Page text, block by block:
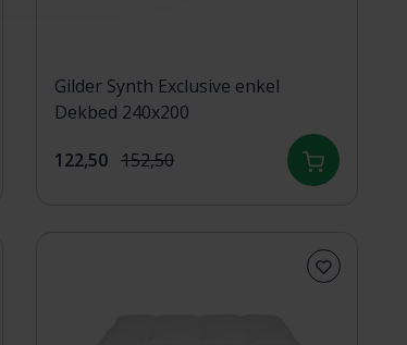
Gilder Synth Exclusive enkel
Dekbed 240x200
122,50 152,50